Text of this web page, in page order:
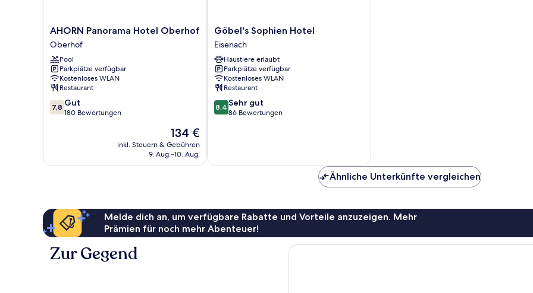
AHORN
Panorama
Hotel
Oberhof
Oberhof
AHORN Panorama Hotel Oberhof
Oberhof
Pool
Parkplätze verfügbar
Kostenloses WLAN
Restaurant
7.8
von
7,8 Gut
180 Bewertungen
Der
Preis
beträgt
134 €
inkl. Steuern & Gebühren
9. Aug.–10. Aug.
Göbel's
Sophien
Hotel
Eisenach
Göbel's Sophien Hotel
Eisenach
Haustiere erlaubt
Parkplätze verfügbar
Kostenloses WLAN
Restaurant
8.4
von
Bewertungen
8,4 Sehr gut
86 Bewertungen
Ähnliche Unterkünfte vergleichen
Melde dich an, um verfügbare Rabatte und Vorteile anzuzeigen. Mehr
Prämien für noch mehr Abenteuer!
Zur Gegend